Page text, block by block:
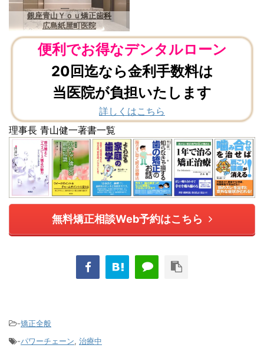
銀座青山Ｙｏｕ矯正歯科
広島紙屋町医院
便利でお得なデンタルローン
20回迄なら金利手数料は
当医院が負担いたします
詳しくはこちら
理事長 青山健一著書一覧
無料矯正相談Web予約はこちら
-矯正全般
-パワーチェーン, 治療中